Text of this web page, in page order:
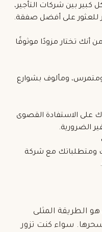
بين شركات التأجير،
للعثور على أفضل صفقة.
أنك تختار مزودًا موثوقًا
ومألوف بشوارع
الاستفادة القصوى
الضرورية.
ومتطلباتك مع شركة
الطريقة المثلى
سواء كنت تزور